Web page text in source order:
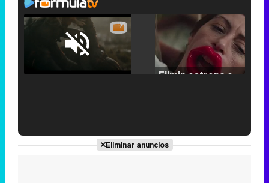
Unmute /
Loaded:
'120 Minutos' celebra sus 2.000 programas en Telemadrid con un vídeo del día a día en la redacción
Eliminar anuncios